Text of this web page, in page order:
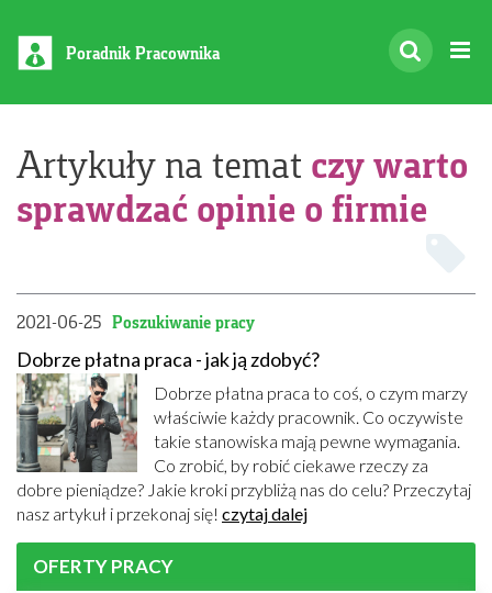
Poradnik Pracownika
Artykuły na temat czy warto
sprawdzać opinie o firmie
2021-06-25 Poszukiwanie pracy
Dobrze płatna praca - jak ją zdobyć?
Dobrze płatna praca to coś, o czym marzy
właściwie każdy pracownik. Co oczywiste
takie stanowiska mają pewne wymagania.
Co zrobić, by robić ciekawe rzeczy za
dobre pieniądze? Jakie kroki przybliżą nas do celu? Przeczytaj
nasz artykuł i przekonaj się! czytaj dalej
OFERTY PRACY